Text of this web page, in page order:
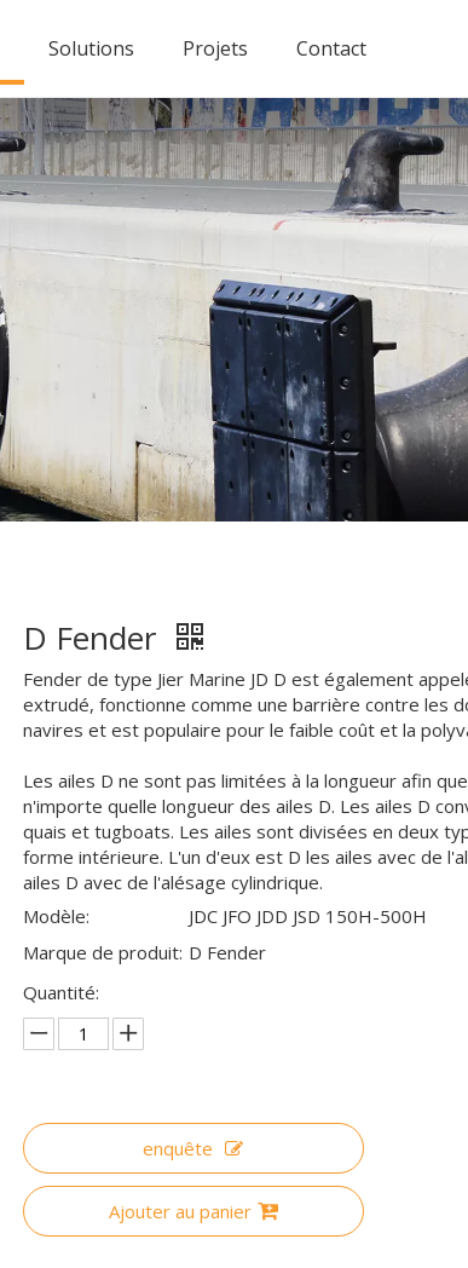
Solutions Projets Contact
D Fender
Fender de type Jier Marine JD D est également
extrudé, fonctionne comme une barrière contre les
navires et est populaire pour le faible coût et la
Les ailes D ne sont pas limitées à la longueur afin
n'importe quelle longueur des ailes D. Les ailes D
quais et tugboats. Les ailes sont divisées en deux
forme intérieure. L'un d'eux est D les ailes avec de
ailes D avec de l'alésage cylindrique.
Modèle:
JDC JFO JDD JSD 150H-500H
Marque de produit: D Fender
Quantité:
enquête
Ajouter au panier